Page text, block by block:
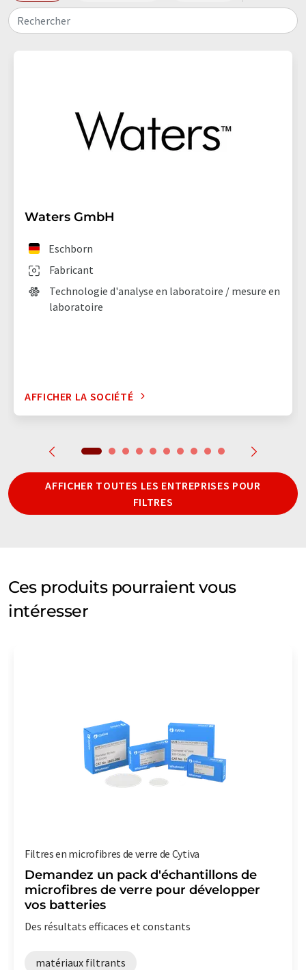
Rechercher
Waters GmbH
Fabricant
Eschborn
Technologie d'analyse en laboratoire / mesure en
laboratoire
AFFICHER LA SOCIÉTÉ
AFFICHER TOUTES LES ENTREPRISES POUR
FILTRES
Ces produits pourraient vous
intéresser
Filtres en microfibres de verre de Cytiva
Demandez un pack d'échantillons de
microfibres de verre pour développer
vos batteries
Des résultats efficaces et constants
matériaux filtrants